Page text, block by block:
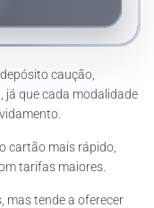
caução,
já que cada modalidade
cartão mais rápido,
tarifas maiores.
mas tende a oferecer